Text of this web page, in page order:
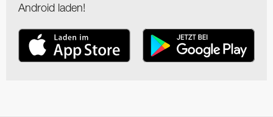
Android laden!